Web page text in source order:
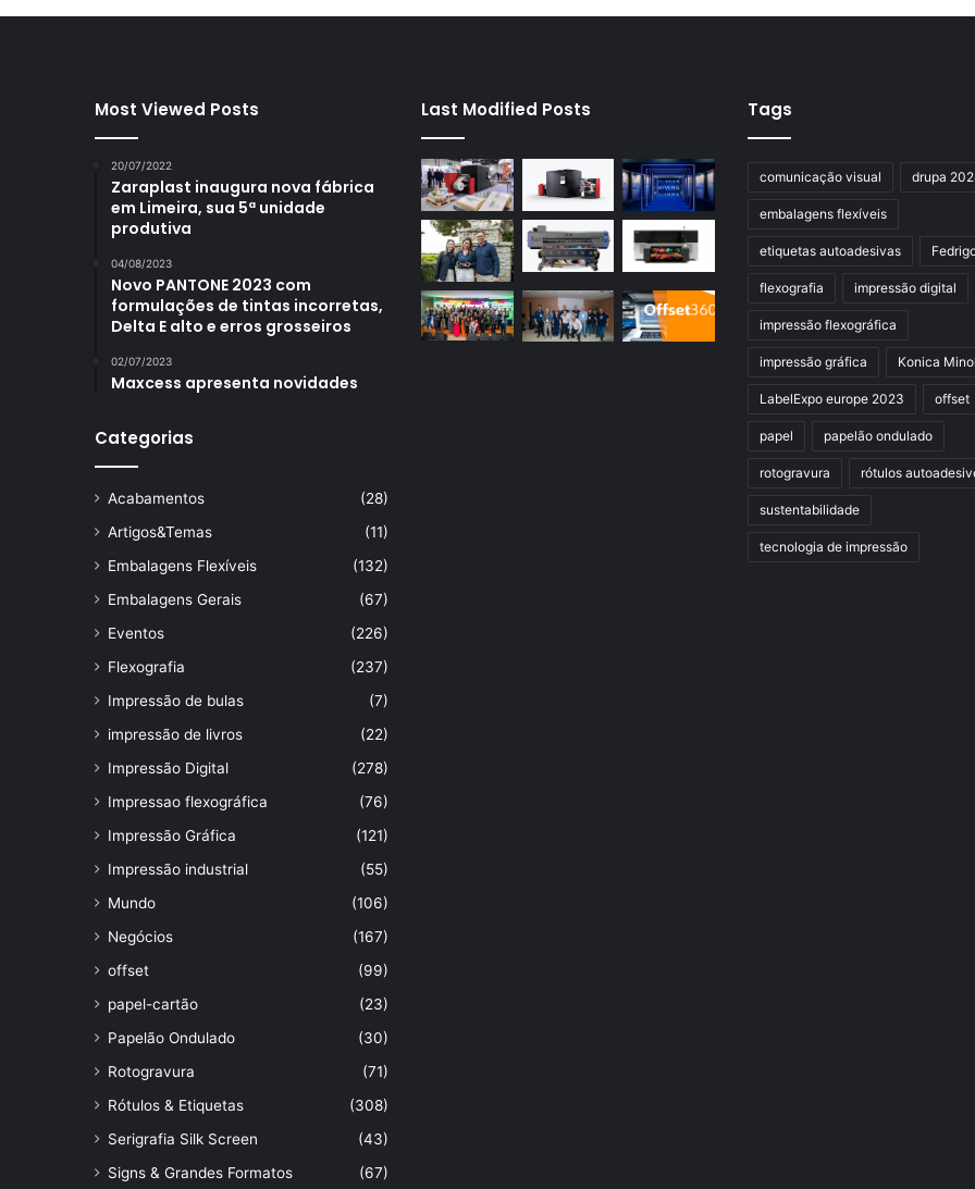
Most Viewed Posts
20/07/2022
Zaraplast inaugura nova fábrica
em Limeira, sua 5ª unidade
produtiva
04/08/2023
Novo PANTONE 2023 com
formulações de tintas incorretas,
Delta E alto e erros grosseiros
02/07/2023
Maxcess apresenta novidades
Categorias
Acabamentos
(28)
Artigos&Temas
(11)
Embalagens Flexíveis
(132)
Embalagens Gerais
(67)
Eventos
(226)
Flexografia
(237)
Impressão de bulas
(7)
impressão de livros
(22)
Impressão Digital
(278)
Impressao flexográfica
(76)
Impressão Gráfica
(121)
Impressão industrial
(55)
Mundo
(106)
Negócios
(167)
offset
(99)
papel-cartão
(23)
Papelão Ondulado
(30)
Rotogravura
(71)
Rótulos & Etiquetas
(308)
Serigrafia Silk Screen
(43)
Signs & Grandes Formatos
(67)
Last Modified Posts Tags
comunicação visual drupa
embalagens flexíveis
etiquetas autoadesivas
flexografia impressão digital
impressão flexográfica
impressão gráfica Konica
LabelExpo europe 2023 offset
papel papelão ondulado
rotogravura rótulos
sustentabilidade
tecnologia de impressão